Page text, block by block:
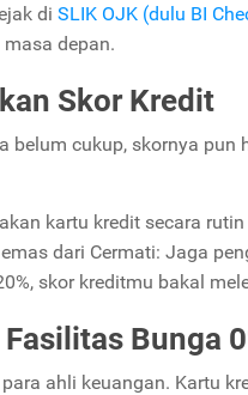
di SLIK OJK (dulu BI
depan.
Skor Kredit
belum cukup, skornya
kartu kredit secara
dari Cermati: Jaga
skor kreditmu bakal
Bunga
ahli keuangan. Kartu